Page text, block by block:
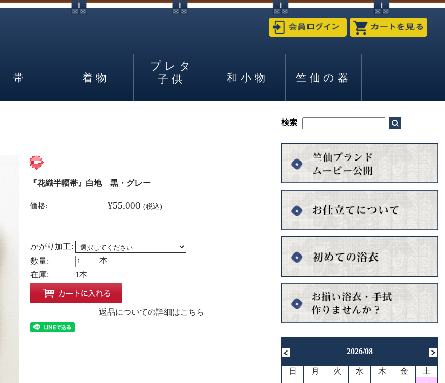
帯 着物
プレタ
子供
和小物 竺仙の器
『花織半幅帯』白地 黒・グレー
価格: ¥55,000 (税込)
かがり加工:
数量:
本
在庫:
1本
返品についての詳細はこちら
2026/08
日 月 火 水 木 金
土